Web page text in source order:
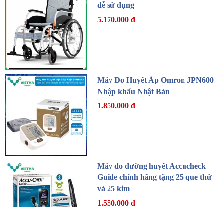
dễ sử dụng
5.170.000 đ
Máy Đo Huyết Áp Omron JPN600
Nhập khẩu Nhật Bản
1.850.000 đ
Máy đo đường huyết Accucheck
Guide chính hãng tặng 25 que thử
và 25 kim
1.550.000 đ